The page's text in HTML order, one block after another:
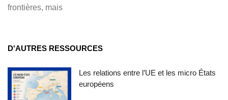
frontières, mais
D'AUTRES RESSOURCES
Les relations entre l’UE et les micro États
européens